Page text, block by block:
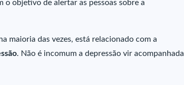
o objetivo de alertar as pessoas sobre a
maioria das vezes, está relacionado com a
. Não é incomum a depressão vir acompanhada